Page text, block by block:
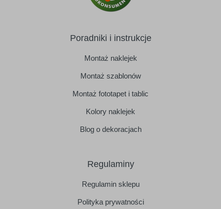
Poradniki i instrukcje
Montaż naklejek
Montaż szablonów
Montaż fototapet i tablic
Kolory naklejek
Blog o dekoracjach
Regulaminy
Regulamin sklepu
Polityka prywatności